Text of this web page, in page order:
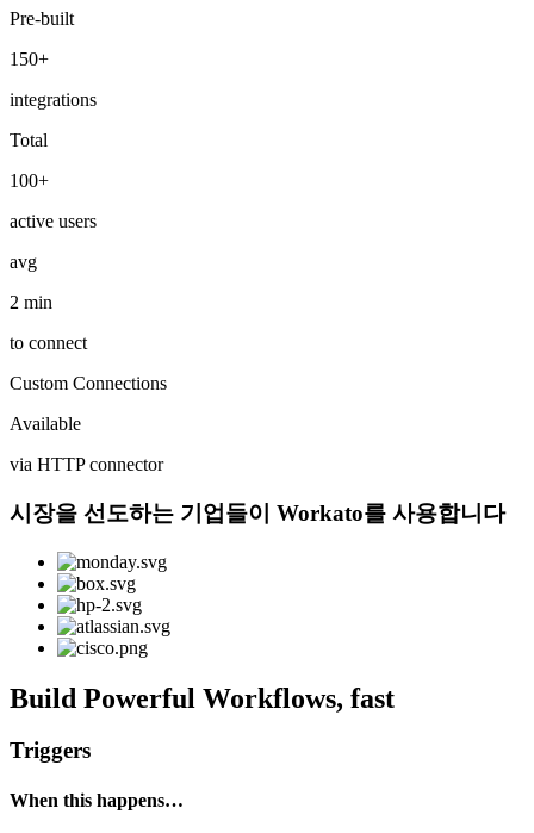
Pre-built
150+
integrations
Total
100+
active users
avg
2 min
to connect
Custom Connections
Available
via HTTP connector
시장을 선도하는 기업들이 Workato를 사용합니다
Build Powerful Workflows, fast
Triggers
When this happens…